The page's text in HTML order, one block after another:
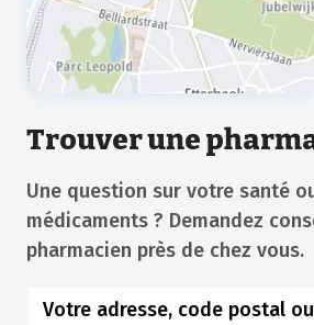
Trouver une
Une question sur votre santé
médicaments ? Demandez
pharmacien près de chez vous.